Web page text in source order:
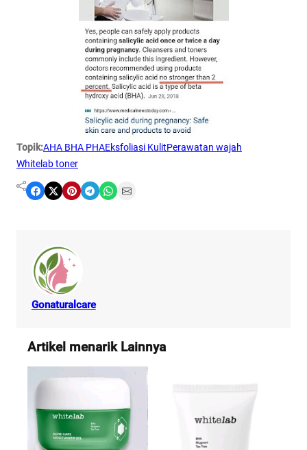
Topik:AHA BHA PHAEksfoliasi KulitPerawatan wajah
Whitelab toner
Share on Facebook Share on X Share on Pinterest Share on Telegram Share on WhatsApp Share on Email
Gonaturalcare
Artikel menarik Lainnya